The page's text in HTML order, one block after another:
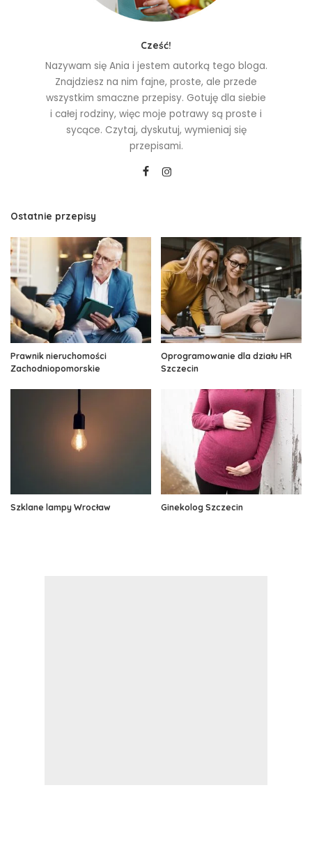
Cześć!
Nazywam się Ania i jestem autorką tego bloga.
Znajdziesz na nim fajne, proste, ale przede
wszystkim smaczne przepisy. Gotuję dla siebie
i całej rodziny, więc moje potrawy są proste i
sycące. Czytaj, dyskutuj, wymieniaj się
przepisami.
Ostatnie przepisy
Prawnik nieruchomości
Zachodniopomorskie
Oprogramowanie dla działu HR
Szczecin
Szklane lampy Wrocław Ginekolog Szczecin